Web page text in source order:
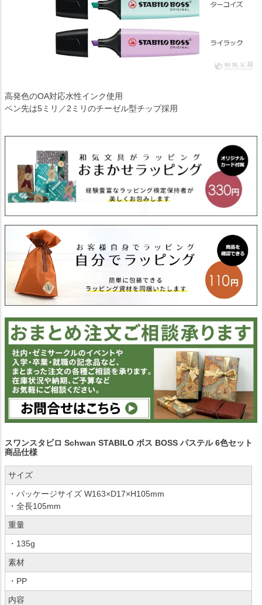
高発色のOA対応水性インク使用
ペン先は5ミリ／2ミリのチーゼル型チップ採用
スワンスタビロ Schwan STABILO ボス BOSS パステル 6色セット
商品仕様
サイズ
・パッケージサイズ W163×D17×H105mm
・全長105mm
重量
・135g
素材
・PP
内容